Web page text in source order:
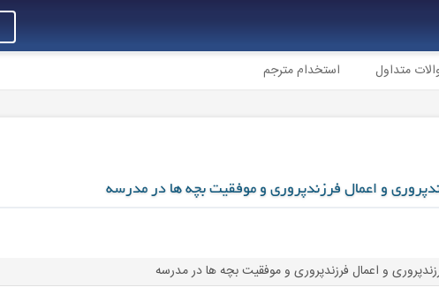
متداول استخدام مترجم
و اعمال فرزندپروری و موفقیت بچه ها در مدرسه
و اعمال فرزندپروری و موفقیت بچه ها در مدرسه